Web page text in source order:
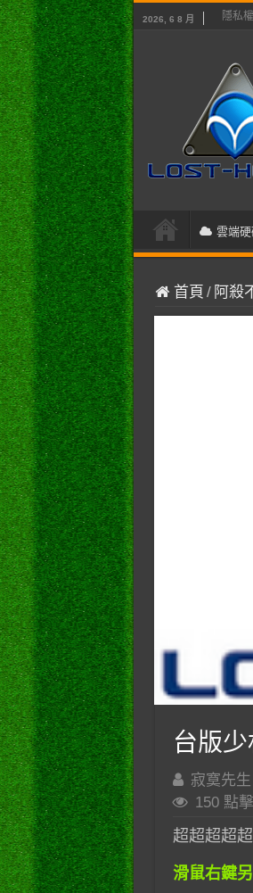
2026, 6 8 月 隱私
雲端硬
首頁 / 阿殺
台版
寂寞先生
150 點
超超超超
滑鼠右鍵